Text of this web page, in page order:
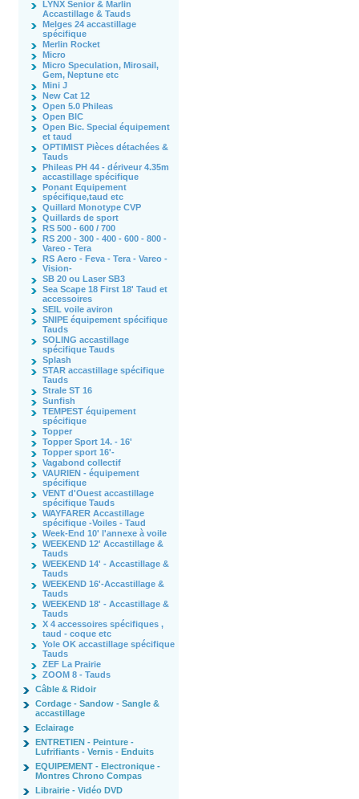
LYNX Senior & Marlin
Accastillage & Tauds
Melges 24 accastillage
spécifique
Merlin Rocket
Micro
Micro Speculation, Mirosail,
Gem, Neptune etc
Mini J
New Cat 12
Open 5.0 Phileas
Open BIC
Open Bic. Special équipement
et taud
OPTIMIST Pièces détachées &
Tauds
Phileas PH 44 - dériveur 4.35m
accastillage spécifique
Ponant Equipement
spécifique,taud etc
Quillard Monotype CVP
Quillards de sport
RS 500 - 600 / 700
RS 200 - 300 - 400 - 600 - 800 -
Vareo - Tera
RS Aero - Feva - Tera - Vareo -
Vision-
SB 20 ou Laser SB3
Sea Scape 18 First 18' Taud et
accessoires
SEIL voile aviron
SNIPE équipement spécifique
Tauds
SOLING accastillage
spécifique Tauds
Splash
STAR accastillage spécifique
Tauds
Strale ST 16
Sunfish
TEMPEST équipement
spécifique
Topper
Topper Sport 14. - 16'
Topper sport 16'-
Vagabond collectif
VAURIEN - équipement
spécifique
VENT d'Ouest accastillage
spécifique Tauds
WAYFARER Accastillage
spécifique -Voiles - Taud
Week-End 10' l'annexe à voile
WEEKEND 12' Accastillage &
Tauds
WEEKEND 14' - Accastillage &
Tauds
WEEKEND 16'-Accastillage &
Tauds
WEEKEND 18' - Accastillage &
Tauds
X 4 accessoires spécifiques ,
taud - coque etc
Yole OK accastillage spécifique
Tauds
ZEF La Prairie
ZOOM 8 - Tauds
Câble & Ridoir
Cordage - Sandow - Sangle &
accastillage
Eclairage
ENTRETIEN - Peinture -
Lufrifiants - Vernis - Enduits
EQUIPEMENT - Electronique -
Montres Chrono Compas
Librairie - Vidéo DVD